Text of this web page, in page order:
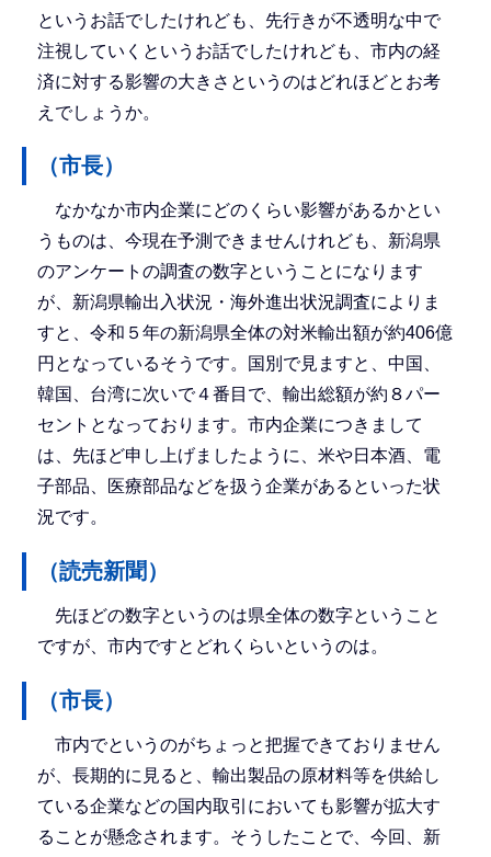
というお話でしたけれども、先行きが不透明な中で
注視していくというお話でしたけれども、市内の経
済に対する影響の大きさというのはどれほどとお考
えでしょうか。
（市長）
なかなか市内企業にどのくらい影響があるかとい
うものは、今現在予測できませんけれども、新潟県
のアンケートの調査の数字ということになります
が、新潟県輸出入状況・海外進出状況調査によりま
すと、令和５年の新潟県全体の対米輸出額が約406億
円となっているそうです。国別で見ますと、中国、
韓国、台湾に次いで４番目で、輸出総額が約８パー
セントとなっております。市内企業につきまして
は、先ほど申し上げましたように、米や日本酒、電
子部品、医療部品などを扱う企業があるといった状
況です。
（読売新聞）
先ほどの数字というのは県全体の数字ということ
ですが、市内ですとどれくらいというのは。
（市長）
市内でというのがちょっと把握できておりません
が、長期的に見ると、輸出製品の原材料等を供給し
ている企業などの国内取引においても影響が拡大す
ることが懸念されます。そうしたことで、今回、新